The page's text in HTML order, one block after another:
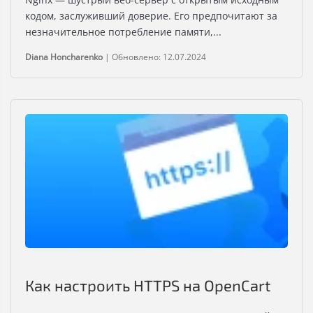
кодом, заслуживший доверие. Его предпочитают за
незначительное потребление памяти,...
Diana Honcharenko | Обновлено: 12.07.2024
Как настроить HTTPS на OpenCart